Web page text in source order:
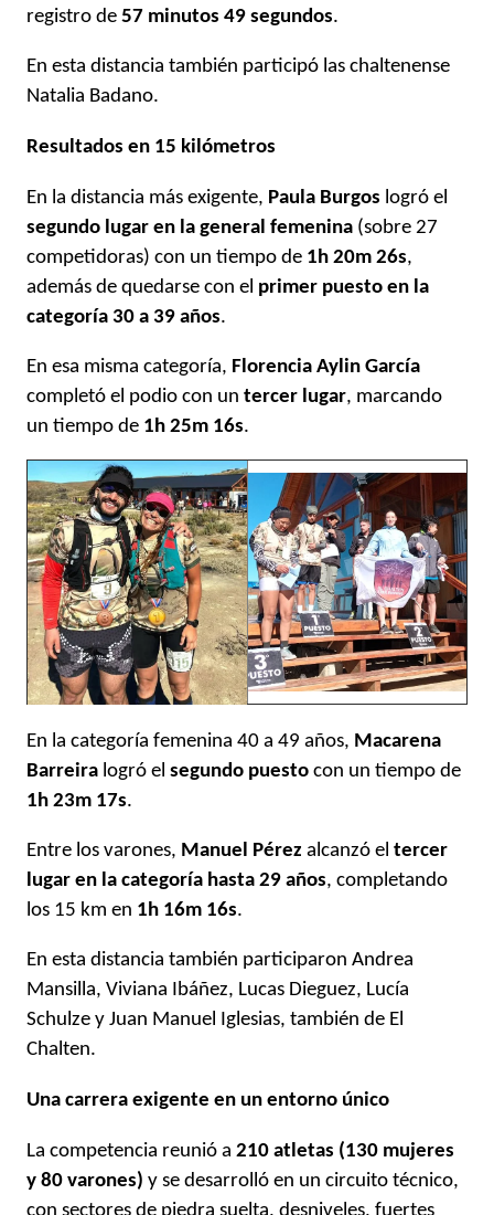
registro de 57 minutos 49 segundos.
En esta distancia también participó las chaltenense
Natalia Badano.
Resultados en 15 kilómetros
En la distancia más exigente, Paula Burgos logró el
segundo lugar en la general femenina (sobre 27
competidoras) con un tiempo de 1h 20m 26s,
además de quedarse con el primer puesto en la
categoría 30 a 39 años.
En esa misma categoría, Florencia Aylin García
completó el podio con un tercer lugar, marcando
un tiempo de 1h 25m 16s.
En la categoría femenina 40 a 49 años, Macarena
Barreira logró el segundo puesto con un tiempo de
1h 23m 17s.
Entre los varones, Manuel Pérez alcanzó el tercer
lugar en la categoría hasta 29 años, completando
los 15 km en 1h 16m 16s.
En esta distancia también participaron Andrea
Mansilla, Viviana Ibáñez, Lucas Dieguez, Lucía
Schulze y Juan Manuel Iglesias, también de El
Chalten.
Una carrera exigente en un entorno único
La competencia reunió a 210 atletas (130 mujeres
y 80 varones) y se desarrolló en un circuito técnico,